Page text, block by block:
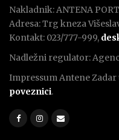
Nakladnik: ANTENA
Adresa: Trg kneza
Kontakt: 023/777-999,
Nadležni regulator:
Impressum Antene
poveznici.